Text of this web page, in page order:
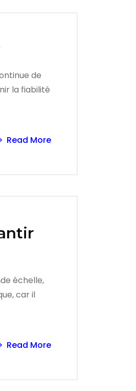
de
la fiabilité
Read More
échelle,
car il
Read More